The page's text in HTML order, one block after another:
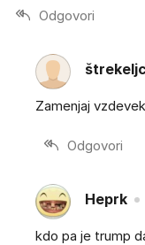
Odgovori
štrekeljc
Zamenjaj
Odgovori
Heprk
kdo pa je trump